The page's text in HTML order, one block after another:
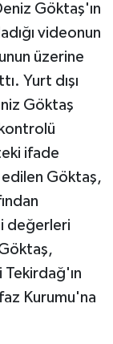
Göktaş'ın
videonun
üzerine
Yurt dışı
Göktaş
ifade
edilen Göktaş,
değerleri
Tekirdağ'ın
Kurumu'na